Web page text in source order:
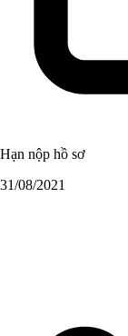
Hạn nộp hồ sơ
31/08/2021